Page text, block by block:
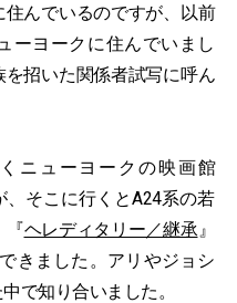
んでいるのですが、以前
ーヨークに住んでいまし
招いた関係者試写に呼ん
ニューヨークの映画館
、そこに行くとA24系の若
『ヘレディタリー／継承 』
きました。アリやジョシ
で知り合いました。